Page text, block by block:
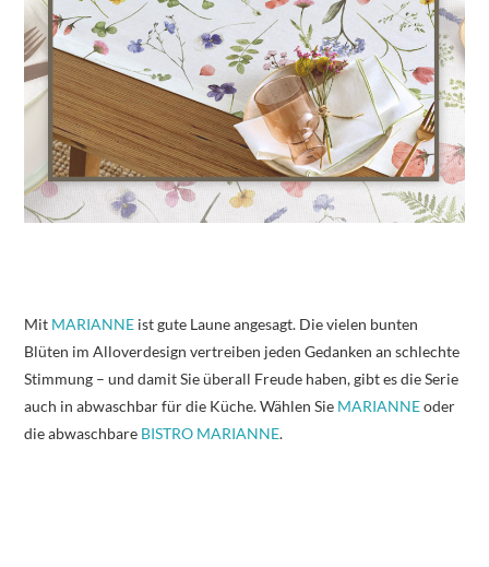
Mit MARIANNE ist gute Laune angesagt. Die vielen bunten
Blüten im Alloverdesign vertreiben jeden Gedanken an schlechte
Stimmung – und damit Sie überall Freude haben, gibt es die Serie
auch in abwaschbar für die Küche. Wählen Sie MARIANNEoder
die abwaschbare BISTRO MARIANNE.